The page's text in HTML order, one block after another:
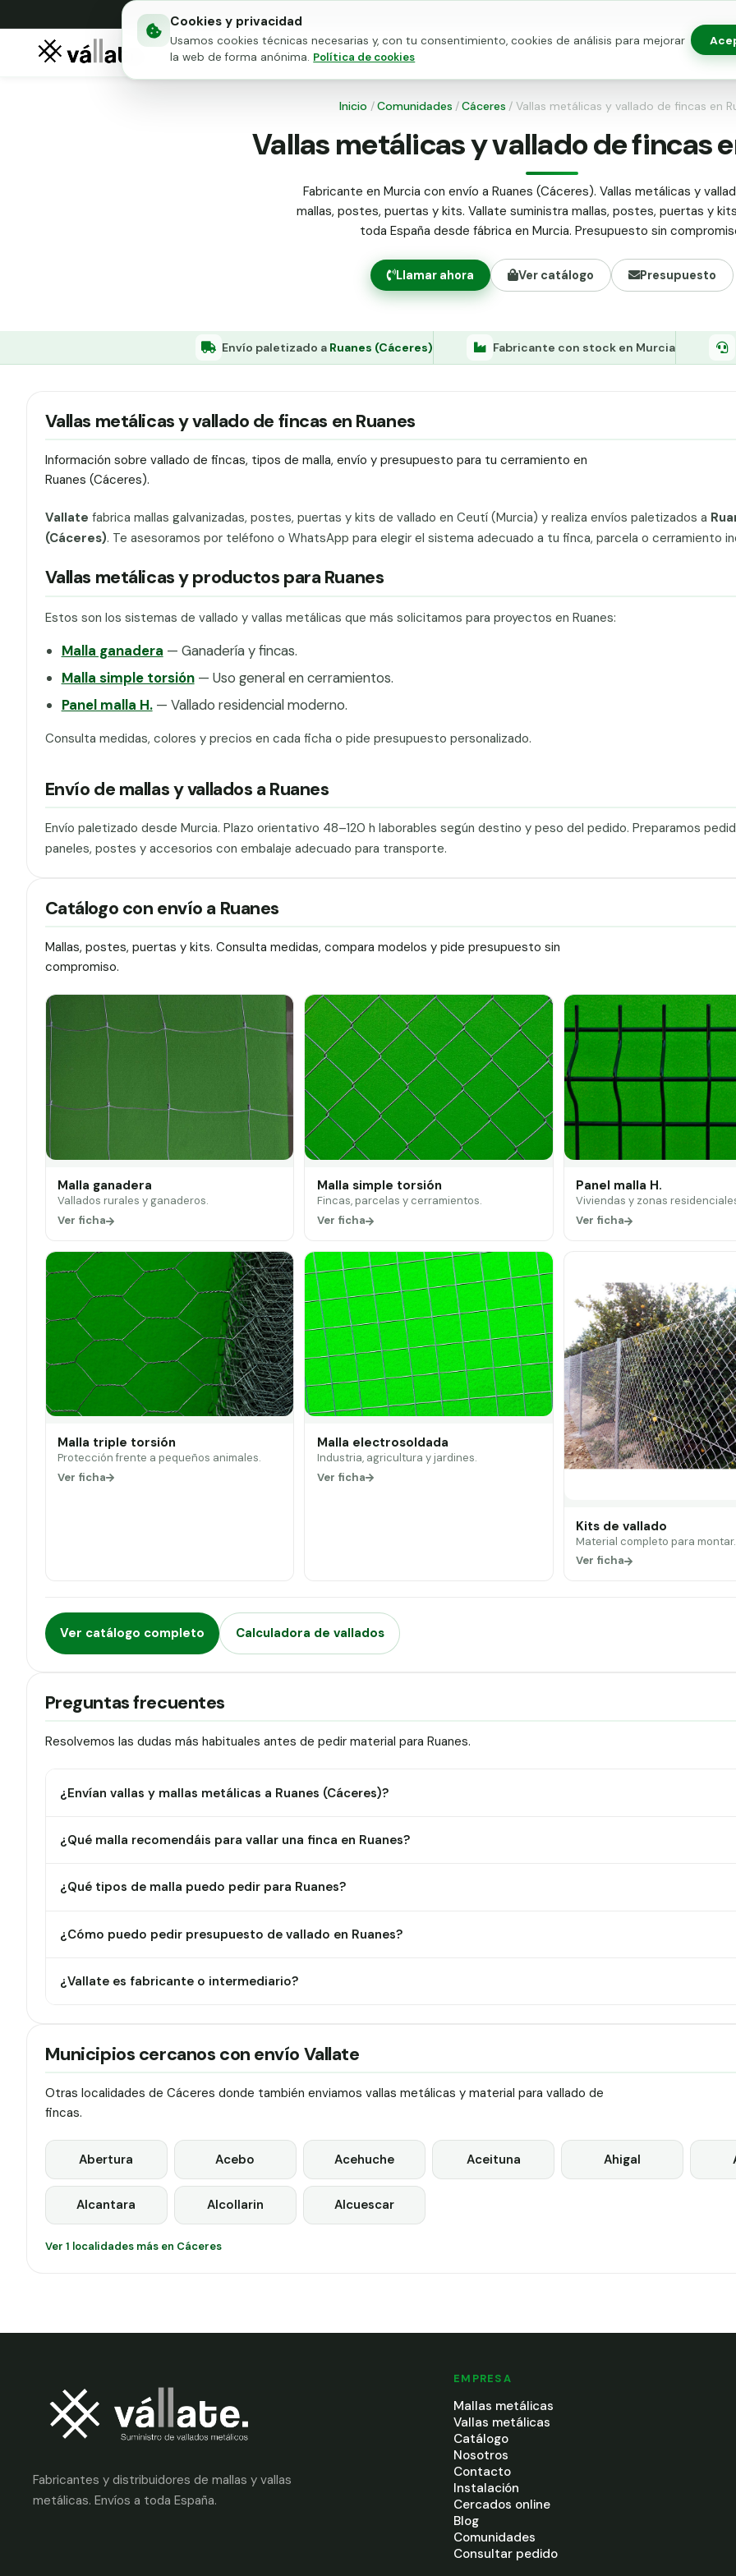
Cookies y privacidad
Usamos cookies técnicas necesarias y, con tu consentimiento, cookies de análisis para mejorar
la web de forma anónima. Política de cookies
Mallas metálicas
Puertas para vallado
Inicio /Comunidades /Cáceres / Vallas metálicas y vallado de fincas en
Vallas metálicas y vallado de fincas
Fabricante en Murcia con envío a Ruanes (Cáceres). Vallas metálicas y
mallas, postes, puertas y kits. Vallate suministra mallas, postes, puertas y
toda España desde fábrica en Murcia. Presupuesto sin
Llamar ahora Ver catálogo Presupuesto
Envío paletizado a Ruanes (Cáceres) Fabricante con stock en Murcia
Vallas metálicas y vallado de fincas en Ruanes
Información sobre vallado de fincas, tipos de malla, envío y presupuesto para tu cerramiento en
Ruanes (Cáceres).
Vallate fabrica mallas galvanizadas, postes, puertas y kits de vallado en Ceutí (Murcia) y realiza envíos paletizados a
(Cáceres). Te asesoramos por teléfono o WhatsApp para elegir el sistema adecuado a tu finca, parcela o cerramiento
Vallas metálicas y productos para Ruanes
Estos son los sistemas de vallado y vallas metálicas que más solicitamos para proyectos en Ruanes:
Malla ganadera — Ganadería y fincas.
Malla simple torsión— Uso general en cerramientos.
Panel malla H.— Vallado residencial moderno.
Consulta medidas, colores y precios en cada ficha o pide presupuesto personalizado.
Envío de mallas y vallados a Ruanes
Envío paletizado desde Murcia. Plazo orientativo 48–120 h laborables según destino y peso del pedido. Preparamos
paneles, postes y accesorios con embalaje adecuado para transporte.
Catálogo con envío a Ruanes
Mallas, postes, puertas y kits. Consulta medidas, compara modelos y pide presupuesto sin
compromiso.
Malla ganadera
Vallados rurales y ganaderos.
Ver ficha
Malla simple torsión
Fincas, parcelas y cerramientos.
Ver ficha
Panel malla H.
Viviendas y zonas
Ver ficha
Malla triple torsión
Protección frente a pequeños animales.
Ver ficha
Malla electrosoldada
Industria, agricultura y jardines.
Ver ficha
Kits de vallado
Material completo para montar.
Ver ficha
Ver catálogo completo Calculadora de vallados
Preguntas frecuentes
Resolvemos las dudas más habituales antes de pedir material para Ruanes.
¿Envían vallas y mallas metálicas a Ruanes (Cáceres)?
¿Qué malla recomendáis para vallar una finca en Ruanes?
¿Qué tipos de malla puedo pedir para Ruanes?
¿Cómo puedo pedir presupuesto de vallado en Ruanes?
¿Vallate es fabricante o intermediario?
Municipios cercanos con envío Vallate
Otras localidades de Cáceres donde también enviamos vallas metálicas y material para vallado de
fincas.
Abertura Acebo Acehuche Aceituna Ahigal
Alcantara Alcollarin Alcuescar
Ver 1 localidades más en Cáceres
Fabricantes y distribuidores de mallas y vallas
metálicas. Envíos a toda España.
EMPRESA
Mallas metálicas
Vallas metálicas
Catálogo
Nosotros
Contacto
Instalación
Cercados online
Blog
Comunidades
Consultar pedido